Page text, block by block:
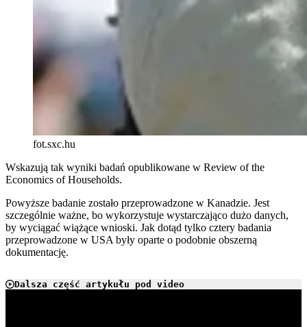
fot.sxc.hu
Wskazują tak wyniki badań opublikowane w Review of the
Economics of Households.
Powyższe badanie zostało przeprowadzone w Kanadzie. Jest
szczególnie ważne, bo wykorzystuje wystarczająco dużo danych,
by wyciągać wiążące wnioski. Jak dotąd tylko cztery badania
przeprowadzone w USA były oparte o podobnie obszerną
dokumentację.
Dalsza część artykułu pod video